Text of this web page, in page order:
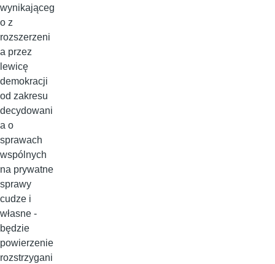
wynikająceg
o z
rozszerzeni
a przez
lewicę
demokracji
od zakresu
decydowani
a o
sprawach
wspólnych
na prywatne
sprawy
cudze i
własne -
będzie
powierzenie
rozstrzygani